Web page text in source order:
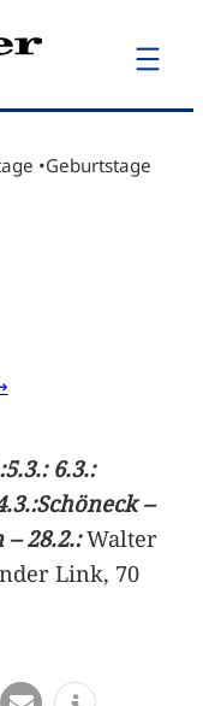
•Geburtstage
5.3.: 6.3.:
Schöneck –
28.2.:Walter
Link, 70